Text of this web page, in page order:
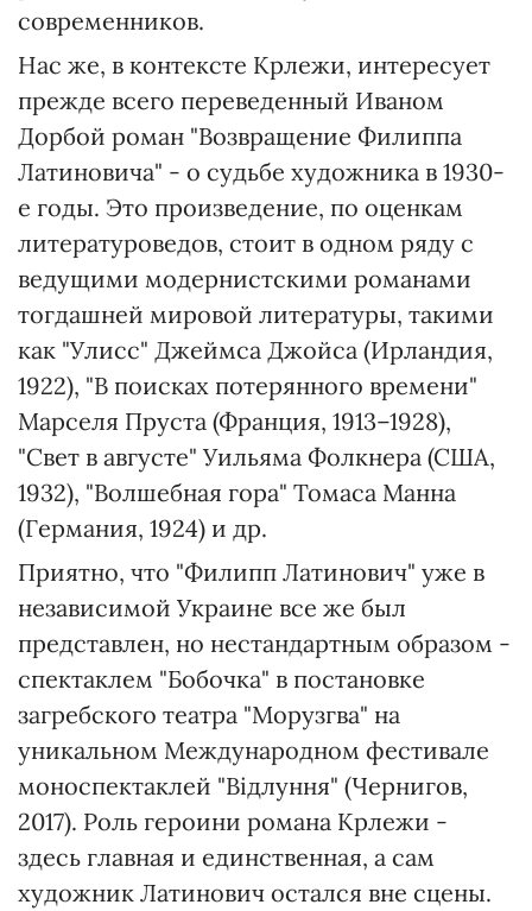
современников.
Нас же, в контексте Крлежи, интересует
прежде всего переведенный Иваном
Дорбой роман "Возвращение Филиппа
Латиновича" - о судьбе художника в 1930-
е годы. Это произведение, по оценкам
литературоведов, стоит в одном ряду с
ведущими модернистскими романами
тогдашней мировой литературы, такими
как "Улисс" Джеймса Джойса (Ирландия,
1922), "В поисках потерянного времени"
Марселя Пруста (Франция, 1913–1928),
"Свет в августе" Уильяма Фолкнера (США,
1932), "Волшебная гора" Томаса Манна
(Германия, 1924) и др.
Приятно, что "Филипп Латинович" уже в
независимой Украине все же был
представлен, но нестандартным образом -
спектаклем "Бобочка" в постановке
загребского театра "Морузгва" на
уникальном Международном фестивале
моноспектаклей "Відлуння" (Чернигов,
2017). Роль героини романа Крлежи -
здесь главная и единственная, а сам
художник Латинович остался вне сцены.